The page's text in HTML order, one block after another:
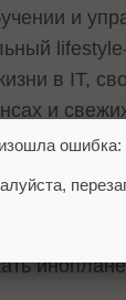
и
в IT,
и
– с IT-
ошибка: